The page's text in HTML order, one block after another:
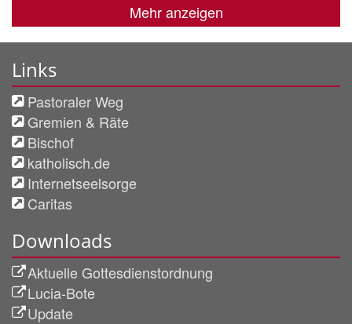
Mehr anzeigen
Links
Pastoraler Weg
Gremien & Räte
Bischof
katholisch.de
Internetseelsorge
Caritas
Downloads
Aktuelle Gottesdienstordnung
Lucia-Bote
Update